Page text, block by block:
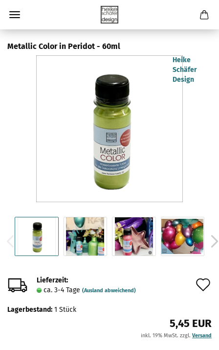
Metallic Color in Peridot - 60ml
Heike
Schäfer
Design
Lieferzeit:
ca. 3-4 Tage (Ausland abweichend)
Lagerbestand: 1 Stück
5,45 EUR
inkl. 19% MwSt. zzgl. Versand